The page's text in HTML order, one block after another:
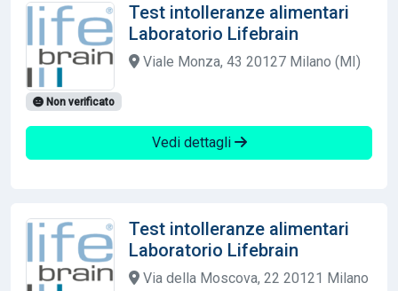
Test intolleranze alimentari
Laboratorio Lifebrain
Viale Monza, 43 20127 Milano (MI)
Non verificato
Vedi dettagli
Test intolleranze alimentari
Laboratorio Lifebrain
Via della Moscova, 22 20121 Milano